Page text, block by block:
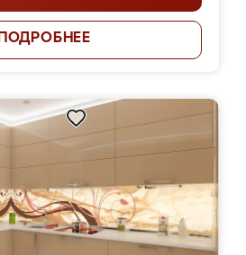
ПОДРОБНЕЕ